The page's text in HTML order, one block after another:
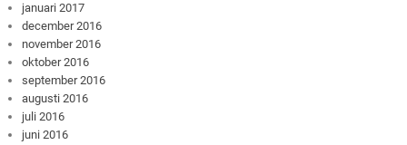
januari 2017
december 2016
november 2016
oktober 2016
september 2016
augusti 2016
juli 2016
juni 2016